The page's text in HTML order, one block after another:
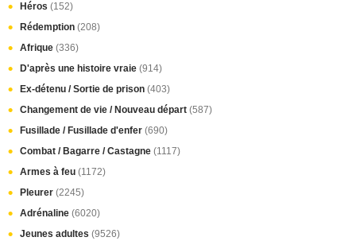
Héros (152)
Rédemption (208)
Afrique (336)
D'après une histoire vraie (914)
Ex-détenu / Sortie de prison (403)
Changement de vie / Nouveau départ (587)
Fusillade / Fusillade d'enfer (690)
Combat / Bagarre / Castagne (1117)
Armes à feu (1172)
Pleurer (2245)
Adrénaline (6020)
Jeunes adultes (9526)